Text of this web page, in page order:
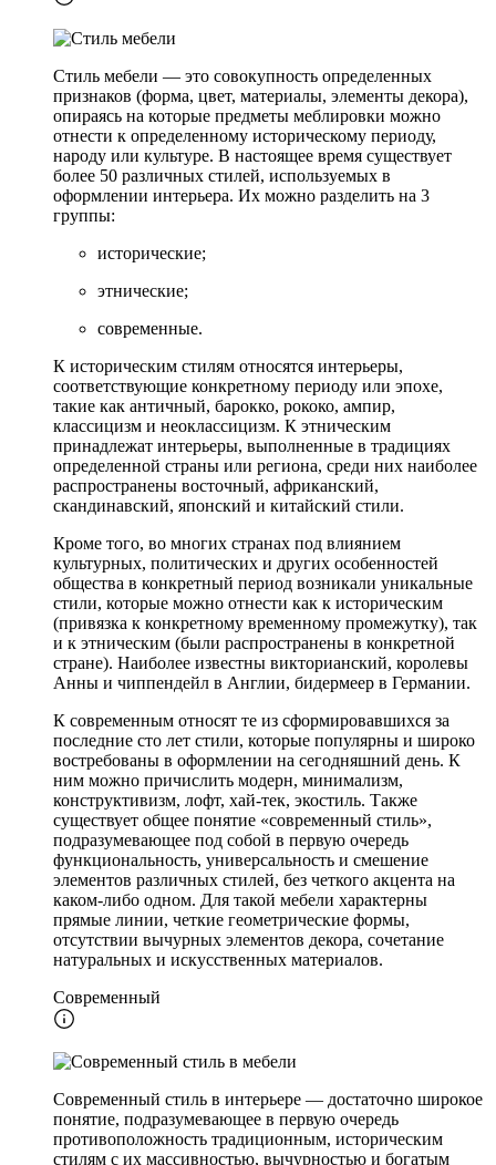
Стиль мебели — это совокупность определенных
признаков (форма, цвет, материалы, элементы декора),
опираясь на которые предметы меблировки можно
отнести к определенному историческому периоду,
народу или культуре. В настоящее время существует
более 50 различных стилей, используемых в
оформлении интерьера. Их можно разделить на 3
группы:
исторические;
этнические;
современные.
К историческим стилям относятся интерьеры,
соответствующие конкретному периоду или эпохе,
такие как античный, барокко, рококо, ампир,
классицизм и неоклассицизм. К этническим
принадлежат интерьеры, выполненные в традициях
определенной страны или региона, среди них наиболее
распространены восточный, африканский,
скандинавский, японский и китайский стили.
Кроме того, во многих странах под влиянием
культурных, политических и других особенностей
общества в конкретный период возникали уникальные
стили, которые можно отнести как к историческим
(привязка к конкретному временному промежутку), так
и к этническим (были распространены в конкретной
стране). Наиболее известны викторианский, королевы
Анны и чиппендейл в Англии, бидермеер в Германии.
К современным относят те из сформировавшихся за
последние сто лет стили, которые популярны и широко
востребованы в оформлении на сегодняшний день. К
ним можно причислить модерн, минимализм,
конструктивизм, лофт, хай-тек, экостиль. Также
существует общее понятие «современный стиль»,
подразумевающее под собой в первую очередь
функциональность, универсальность и смешение
элементов различных стилей, без четкого акцента на
каком-либо одном. Для такой мебели характерны
прямые линии, четкие геометрические формы,
отсутствии вычурных элементов декора, сочетание
натуральных и искусственных материалов.
Современный
Современный стиль в интерьере — достаточно широкое
понятие, подразумевающее в первую очередь
противоположность традиционным, историческим
стилям с их массивностью, вычурностью и богатым